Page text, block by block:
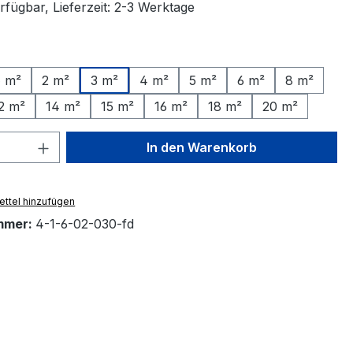
Lieferzeit: 2-3 Werktage
m² 2 m² 3 m² 4 m² 5 m² 6 m²
8 m²
m² 14 m² 15 m² 16 m² 18 m² 20 m²
Anzahl: Gib den gewünschten Wert
In den Warenkorb
hinzufügen
4-1-6-02-030-fd